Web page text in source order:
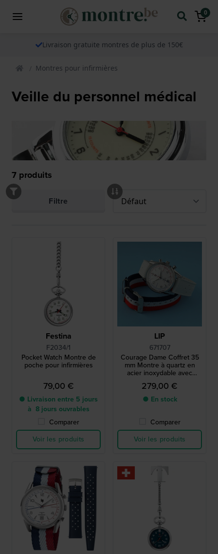
0
Livraison gratuite montres de plus de 150€
Montres pour infirmières
Veille du personnel médical
7 produits
Filtre
Festina
F2034/1
Pocket Watch Montre de
poche pour infirmières
79,00 €
● Livraison entre 5 jours
à 8 jours ouvrables
Comparer
Voir les produits
LIP
671707
Courage Dame Coffret 35
mm Montre à quartz en
acier inoxydable avec
cadran athmosmètre et
pulsomètre
279,00 €
● En stock
Comparer
Voir les produits